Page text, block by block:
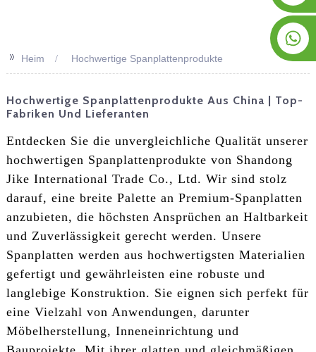
>>
Heim Hochwertige Spanplattenprodukte
Hochwertige Spanplattenprodukte Aus China | Top-
Fabriken Und Lieferanten
Entdecken Sie die unvergleichliche Qualität unserer
hochwertigen Spanplattenprodukte von Shandong
Jike International Trade Co., Ltd. Wir sind stolz
darauf, eine breite Palette an Premium-Spanplatten
anzubieten, die höchsten Ansprüchen an Haltbarkeit
und Zuverlässigkeit gerecht werden. Unsere
Spanplatten werden aus hochwertigsten Materialien
gefertigt und gewährleisten eine robuste und
langlebige Konstruktion. Sie eignen sich perfekt für
eine Vielzahl von Anwendungen, darunter
Möbelherstellung, Inneneinrichtung und